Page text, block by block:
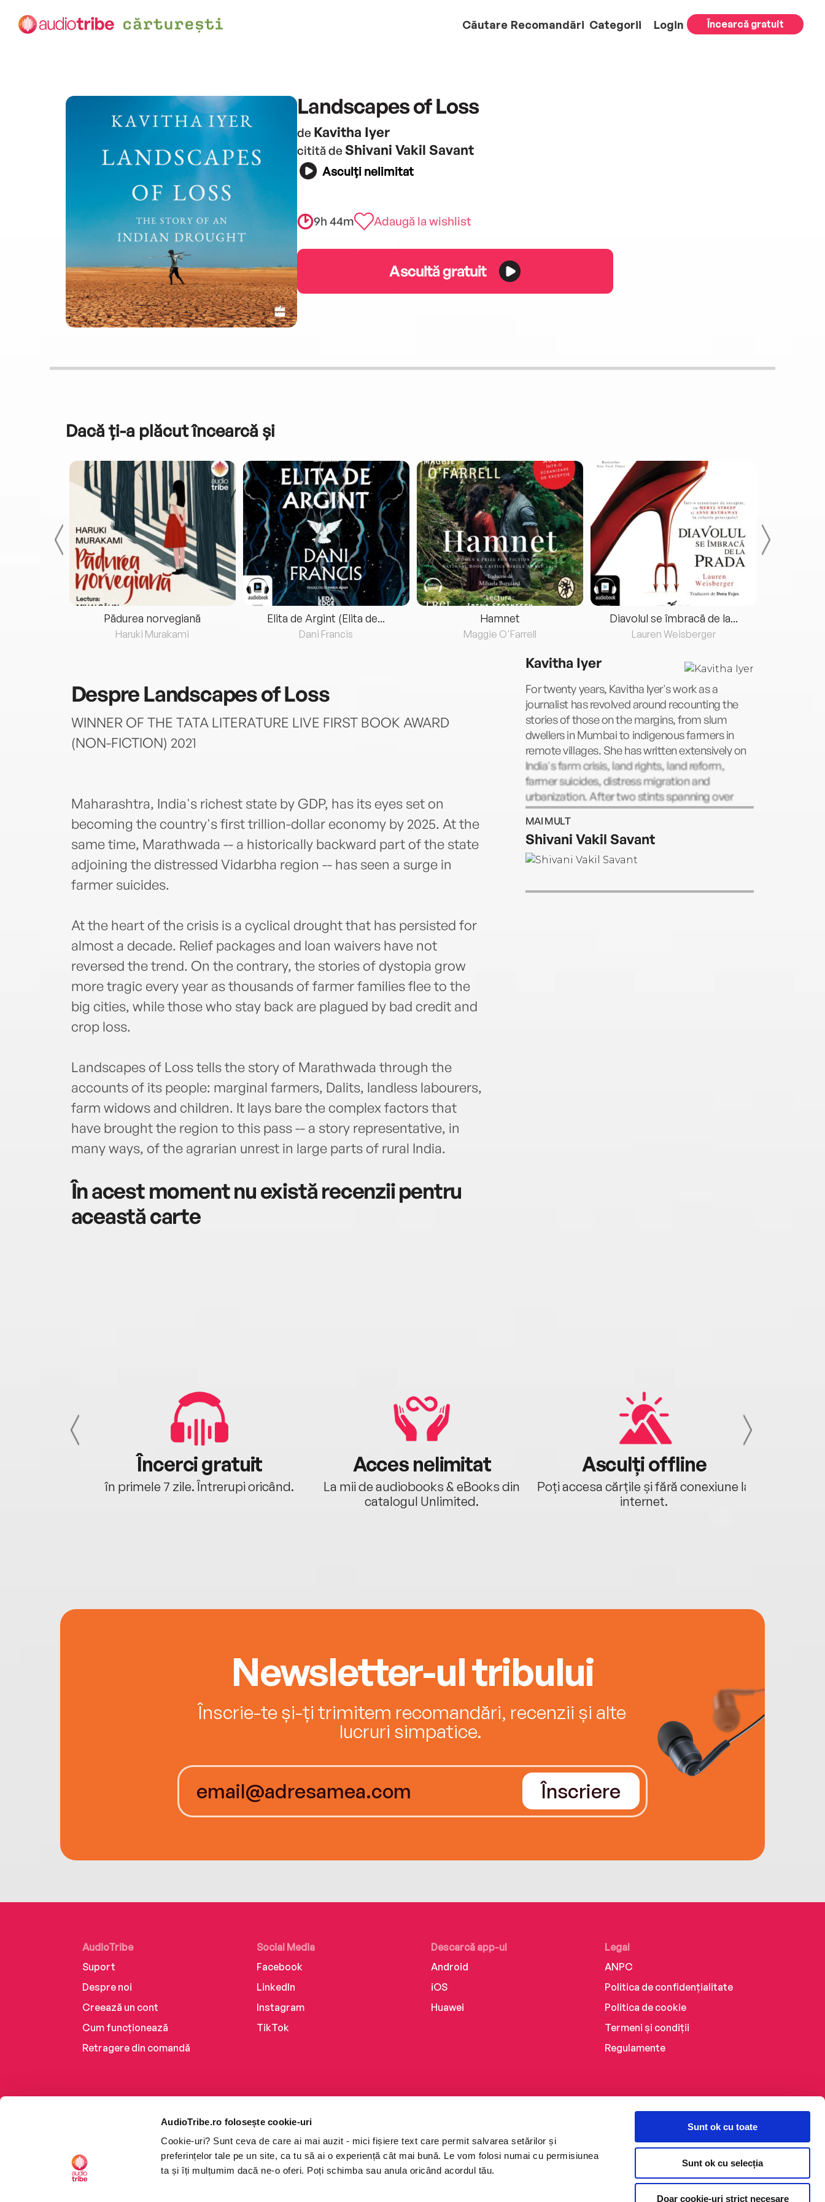
AudioTribe.ro folosește cookie-uri
Cookie-uri? Sunt ceva de care ai mai auzit - mici fișiere text care permit salvarea setărilor și
preferințelor tale pe un site, ca tu să ai o experiență cât mai bună. Le vom folosi numai cu permisiunea
ta și îți mulțumim dacă ne-o oferi. Poți schimba sau anula oricând acordul tău.
Sunt ok cu toate
Sunt ok cu selecția
Doar cookie-uri strict necesare
Căutare Recomandări Categorii Login Încearcă gratuit
Landscapes of Loss
de Kavitha Iyer
citită de Shivani Vakil Savant
Asculți nelimitat
9h 44m Adaugă la wishlist
Ascultă gratuit
Dacă ți-a plăcut încearcă și
Pădurea norvegiană
Haruki Murakami
Elita de Argint (Elita de...
Dani Francis
Hamnet
Maggie O'Farrell
Diavolul se îmbracă de la...
Lauren Weisberger
DespreLandscapes of Loss
WINNER OF THE TATA LITERATURE LIVE FIRST BOOK AWARD
(NON-FICTION) 2021
Maharashtra, India's richest state by GDP, has its eyes set on
becoming the country's first trillion-dollar economy by 2025. At the
same time, Marathwada -- a historically backward part of the state
adjoining the distressed Vidarbha region -- has seen a surge in
farmer suicides.
At the heart of the crisis is a cyclical drought that has persisted for
almost a decade. Relief packages and loan waivers have not
reversed the trend. On the contrary, the stories of dystopia grow
more tragic every year as thousands of farmer families flee to the
big cities, while those who stay back are plagued by bad credit and
crop loss.
Landscapes of Loss tells the story of Marathwada through the
accounts of its people: marginal farmers, Dalits, landless labourers,
farm widows and children. It lays bare the complex factors that
have brought the region to this pass -- a story representative, in
many ways, of the agrarian unrest in large parts of rural India.
În acest moment nu există recenzii pentru
această carte
Kavitha Iyer
For twenty years, Kavitha Iyer's work as a
journalist has revolved around recounting the
stories of those on the margins, from slum
dwellers in Mumbai to indigenous farmers in
remote villages. She has written extensively on
India's farm crisis, land rights, land reform,
farmer suicides, distress migration and
urbanization. After two stints spanning over
seventeen years with The Indian Express, she is
now an independent journalist.
MAI MULT
Shivani Vakil Savant
Încerci gratuit
în primele 7 zile. Întrerupi oricând.
Acces nelimitat
La mii de audiobooks & eBooks din
catalogul Unlimited.
Asculți offline
Poți accesa cărțile și fără conexiune la
internet.
Newsletter-ul tribului
Înscrie-te și-ți trimitem recomandări, recenzii și alte
lucruri simpatice.
Înscriere
AudioTribe
Suport
Despre noi
Creează un cont
Cum funcționează
Retragere din comandă
Social Media
Facebook
LinkedIn
Instagram
TikTok
Descarcă app-ul
Android
iOS
Huawei
Legal
ANPC
Politica de confidențialitate
Politica de cookie
Termeni și condiții
Regulamente